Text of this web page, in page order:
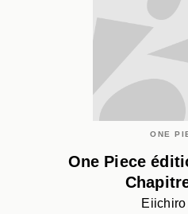
ONE
One Piece
Eiichiro